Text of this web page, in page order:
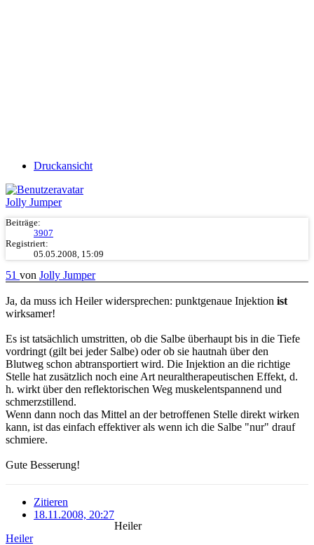
Druckansicht
Jolly Jumper
Beiträge:
3907
Registriert:
05.05.2008, 15:09
51 von Jolly Jumper
Ja, da muss ich Heiler widersprechen: punktgenaue Injektion ist
wirksamer!
Es ist tatsächlich umstritten, ob die Salbe überhaupt bis in die Tiefe
vordringt (gilt bei jeder Salbe) oder ob sie hautnah über den
Blutweg schon abtransportiert wird. Die Injektion an die richtige
Stelle hat zusätzlich noch eine Art neuraltherapeutischen Effekt, d.
h. wirkt über den reflektorischen Weg muskelentspannend und
schmerzstillend.
Wenn dann noch das Mittel an der betroffenen Stelle direkt wirken
kann, ist das einfach effektiver als wenn ich die Salbe "nur" drauf
schmiere.
Gute Besserung!
Zitieren
18.11.2008, 20:27
Heiler
Heiler